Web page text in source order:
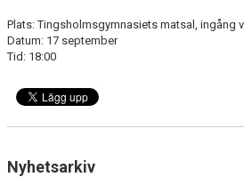
MATCHER
Plats: Tingsholmsgymnasiets matsal, ingång
Datum: 17 september
Tid: 18:00
Nyhetsarkiv